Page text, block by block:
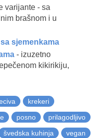
varijante - sa
brašnom i u
sjemenkama
- izuzetno
kikirikiju,
krekeri
posno
prilagodljivo
švedska kuhinja
vegan